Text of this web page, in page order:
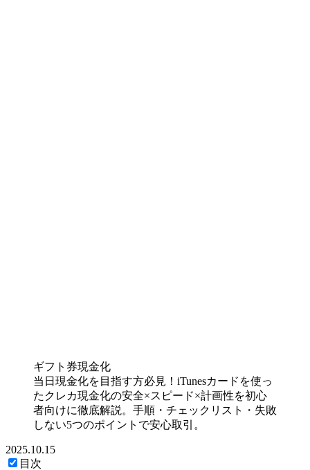
ギフト券現金化
当日現金化を目指す方必見！iTunesカードを使っ
たクレカ現金化の安全×スピード×計画性を初心
者向けに徹底解説。手順・チェックリスト・失敗
しない5つのポイントで安心取引。
2025.10.15
目次